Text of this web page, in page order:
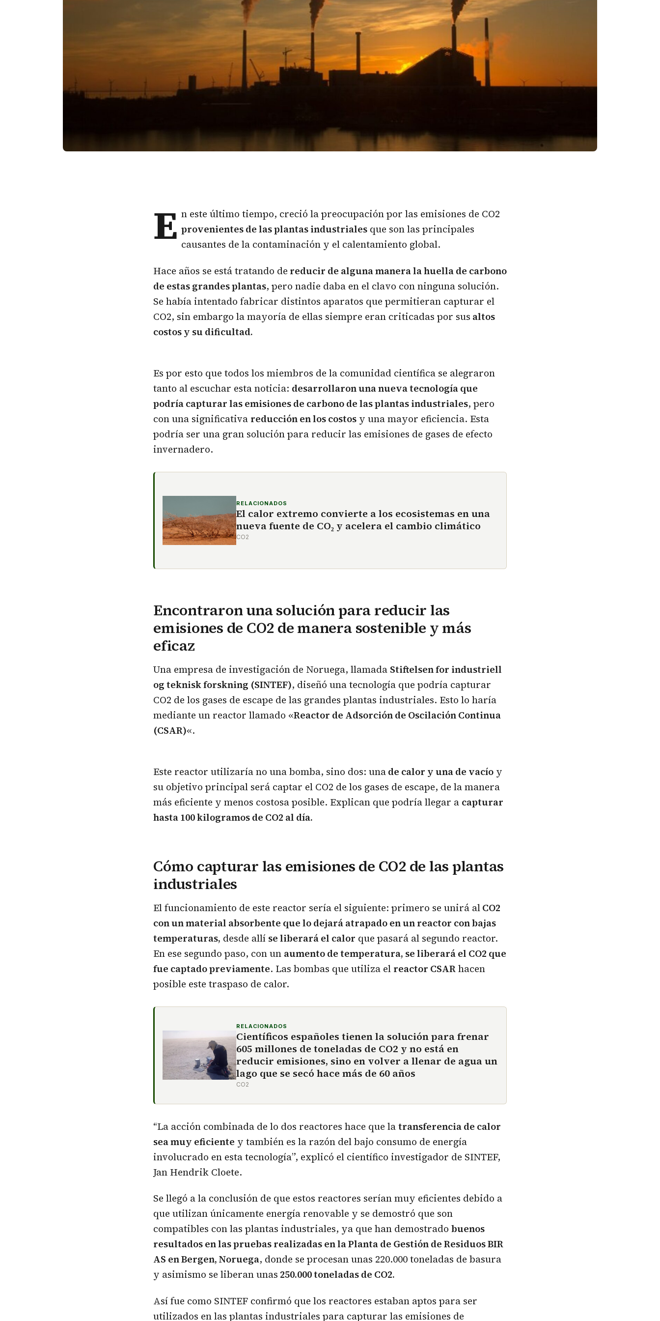
E n este último tiempo, creció la preocupación por las emisiones de CO2
provenientes de las plantas industriales que son las principales
causantes de la contaminación y el calentamiento global.
Hace años se está tratando de reducir de alguna manera la huella de carbono
de estas grandes plantas, pero nadie daba en el clavo con ninguna solución.
Se había intentado fabricar distintos aparatos que permitieran capturar el
CO2, sin embargo la mayoría de ellas siempre eran criticadas por sus altos
costos y su dificultad.
Es por esto que todos los miembros de la comunidad científica se alegraron
tanto al escuchar esta noticia: desarrollaron una nueva tecnología que
podría capturar las emisiones de carbono de las plantas industriales, pero
con una significativa reducción en los costos y una mayor eficiencia. Esta
podría ser una gran solución para reducir las emisiones de gases de efecto
invernadero.
RELACIONADOS
El calor extremo convierte a los ecosistemas en una
nueva fuente de CO₂ y acelera el cambio climático
CO2
Encontraron una solución para reducir las
emisiones de CO2 de manera sostenible y más
eficaz
Una empresa de investigación de Noruega, llamada Stiftelsen for industriell
og teknisk forskning (SINTEF), diseñó una tecnología que podría capturar
CO2 de los gases de escape de las grandes plantas industriales. Esto lo haría
mediante un reactor llamado «Reactor de Adsorción de Oscilación Continua
(CSAR)«.
Este reactor utilizaría no una bomba, sino dos: unade calor y una de vacío y
su objetivo principal será captar el CO2 de los gases de escape, de la manera
más eficiente y menos costosa posible. Explican que podría llegar a capturar
hasta 100 kilogramos de CO2 al día.
Cómo capturar las emisiones de CO2 de las plantas
industriales
El funcionamiento de este reactor sería el siguiente: primero se unirá alCO2
con un material absorbente que lo dejará atrapado en un reactor con bajas
temperaturas, desde allí se liberará el calor que pasará al segundo reactor.
En ese segundo paso, con un aumento de temperatura, se liberará el CO2 que
fue captado previamente. Las bombas que utiliza el reactor CSARhacen
posible este traspaso de calor.
RELACIONADOS
Científicos españoles tienen la solución para frenar
605 millones de toneladas de CO2 y no está en
reducir emisiones, sino en volver a llenar de agua un
lago que se secó hace más de 60 años
CO2
“La acción combinada de lo dos reactores hace que latransferencia de calor
sea muy eficiente y también es la razón del bajo consumo de energía
involucrado en esta tecnología”, explicó el científico investigador de SINTEF,
Jan Hendrik Cloete.
Se llegó a la conclusión de que estos reactores serían muy eficientes debido a
que utilizan únicamente energía renovable y se demostró que son
compatibles con las plantas industriales, ya que han demostrado buenos
resultados en las pruebas realizadas en la Planta de Gestión de Residuos BIR
AS en Bergen, Noruega, donde se procesan unas 220.000 toneladas de basura
y asimismo se liberan unas 250.000 toneladas de CO2.
Así fue como SINTEF confirmó que los reactores estaban aptos para ser
utilizados en las plantas industriales para capturar las emisiones de